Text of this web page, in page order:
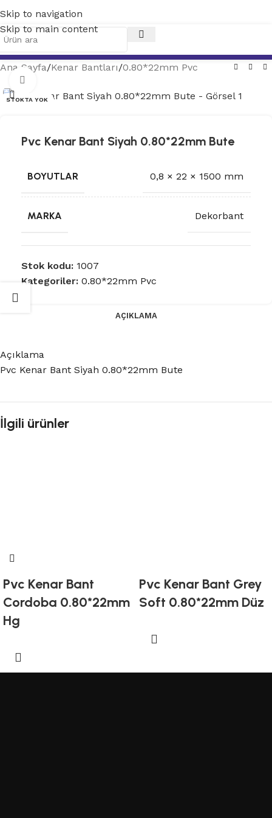
Skip to navigation
Skip to main content
Ana Sayfa/Kenar Bantları/0.80*22mm Pvc
STOKTA YOK
Pvc Kenar Bant Siyah 0.80*22mm Bute
BOYUTLAR 0,8 × 22 × 1500 mm
MARKA Dekorbant
Stok kodu: 1007
Kategoriler: 0.80*22mm Pvc
AÇIKLAMA
Açıklama
Pvc Kenar Bant Siyah 0.80*22mm Bute
İlgili ürünler
Pvc Kenar Bant
Cordoba 0.80*22mm
Hg
Pvc Kenar Bant Grey
Soft 0.80*22mm Düz